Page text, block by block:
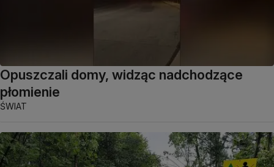
Opuszczali domy, widząc nadchodzące
płomienie
ŚWIAT